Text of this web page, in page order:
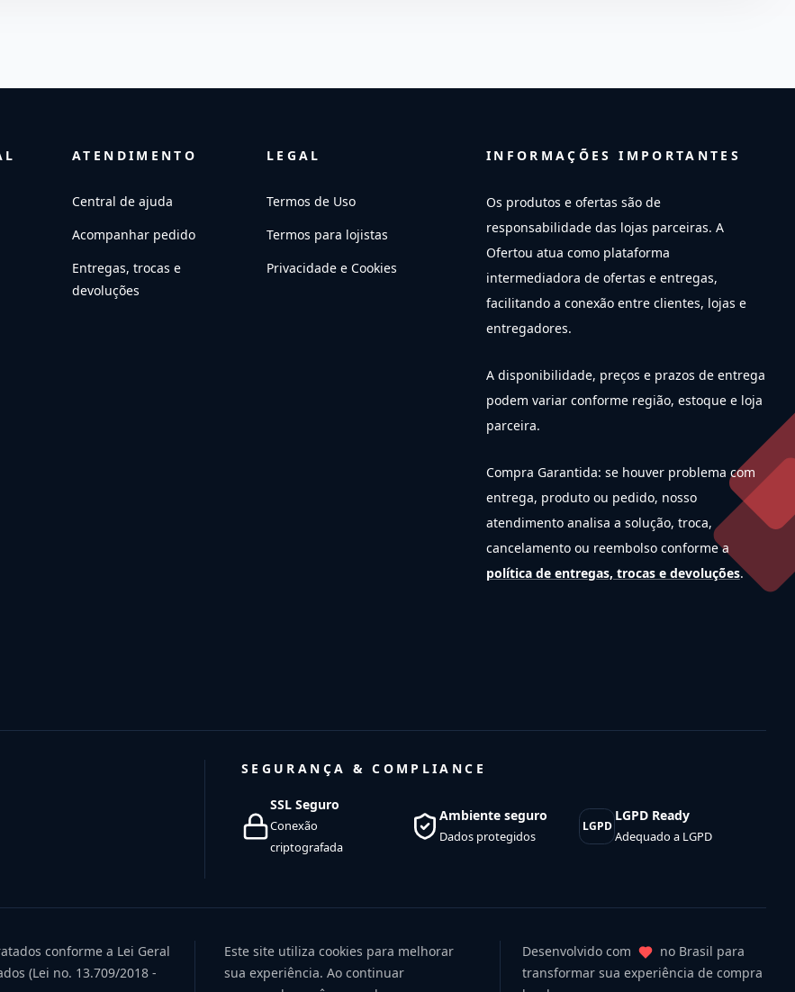
ATENDIMENTO
Central de ajuda
Acompanhar pedido
Entregas, trocas e
devoluções
LEGAL
Termos de Uso
Termos para lojistas
Privacidade e Cookies
INFORMAÇÕES IMPORTANTES
Os produtos e ofertas são de
responsabilidade das lojas parceiras. A
Ofertou atua como plataforma
intermediadora de ofertas e entregas,
facilitando a conexão entre clientes, lojas e
entregadores.
A disponibilidade, preços e prazos de entrega
podem variar conforme região, estoque e loja
parceira.
Compra Garantida: se houver problema com
entrega, produto ou pedido, nosso
atendimento analisa a solução, troca,
cancelamento ou reembolso conforme a
política de entregas, trocas e devoluções.
SEGURANÇA & COMPLIANCE
SSL Seguro
Conexão
criptografada
Ambiente seguro
Dados protegidos
LGPD
LGPD Ready
Adequado a LGPD
conforme a Lei Geral
(Lei no. 13.709/2018 -
Este site utiliza cookies para melhorar
sua experiência. Ao continuar
Desenvolvido com
no Brasil para
transformar sua experiência de compra